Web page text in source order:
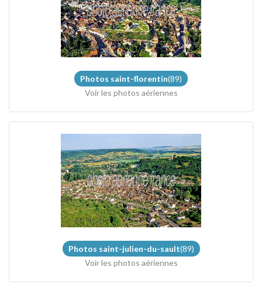
Photos saint-florentin(89)
Voir les photos aériennes
Photos saint-julien-du-sault(89)
Voir les photos aériennes